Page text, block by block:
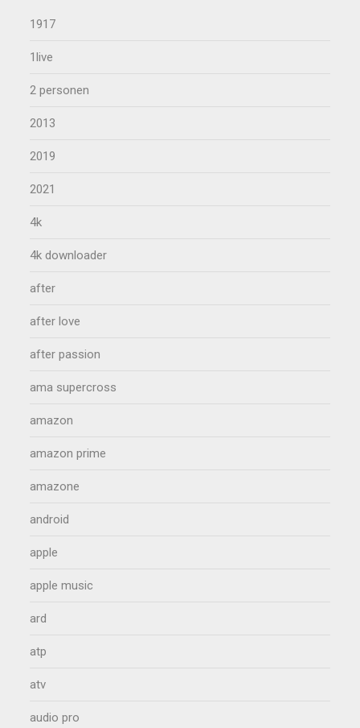
1917
1live
2 personen
2013
2019
2021
4k
4k downloader
after
after love
after passion
ama supercross
amazon
amazon prime
amazone
android
apple
apple music
ard
atp
atv
audio pro